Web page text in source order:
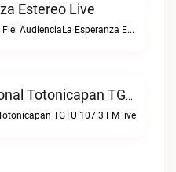
Estereo Live
Al Servicio De La Fiel AudienciaLa Esperanza Estereo live
Radio Nacional Totonicapan TGTU 107.3 FM Live
TGTU 107.3 FM live